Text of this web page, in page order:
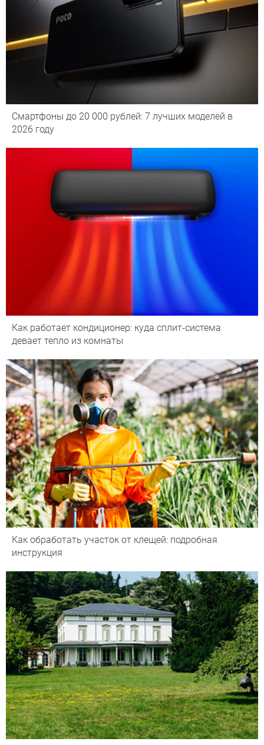
Смартфоны до 20 000 рублей: 7 лучших моделей в
2026 году
Как работает кондиционер: куда сплит-система
девает тепло из комнаты
Как обработать участок от клещей: подробная
инструкция